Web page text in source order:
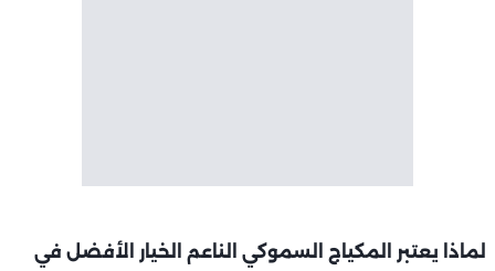
لماذا يعتبر المكياج السموكي الناعم الخيار الأفضل في